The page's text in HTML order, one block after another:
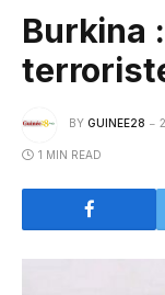
Burkina
BY GUINEE28
1 MIN READ